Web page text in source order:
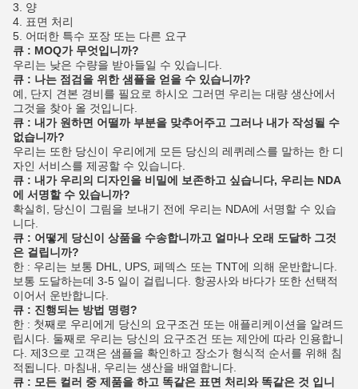
3. 양
4. 표면 처리
5. 어떠한 특수 포장 또는 다른 요구
큐 : MOQ가 무엇입니까?
우리는 낮은 수량을 받아들일 수 있습니다.
큐 : 나는 점검을 위한 샘플을 얻을 수 있습니까?
예, 단지 견본 경비를 필요로 하시오 그러면 우리는 대량 생산에서
그것을 찾아 올 것입니다.
큐 : 내가 원하면 어떨까 부분을 맞추어주고 그러나 내가 작성될 수
없습니까?
우리는 또한 당신이 우리에게 모든 당신의 레퀴레스를 말하는 한 디
자인 서비스를 제공할 수 있습니다.
큐 : 내가 우리의 디자인을 비밀에 보존하고 싶습니다, 우리는 NDA
에 서명할 수 있습니까?
확실히, 당신이 그림을 보내기 전에 우리는 NDA에 서명할 수 있습
니다.
큐 : 어떻게 당신이 상품을 수송합니까고 얼마나 오래 도달하 그것
은 걸립니까?
한 : 우리는 보통 DHL, UPS, 페덱스 또는 TNT에 의해 운반합니다.
보통 도달하는데 3-5 일이 걸립니다. 항공사와 바다가 또한 선택적
이어서 운반합니다.
큐 : 진행되는 방법 명령?
한 : 첫째로 우리에게 당신의 요구조건 또는 애플리케이션을 알려드
립시다. 둘째로 우리는 당신의 요구조건 또는 제안에 따라 인용합니
다. 제3으로 고객은 샘플을 확인하고 장소가 형식적 순서를 위해 침
적됩니다. 마침내, 우리는 생산을 배열합니다.
큐 : 모든 컬러 중 제품을 하고 똑같은 표면 처리와 똑같은 것 입니